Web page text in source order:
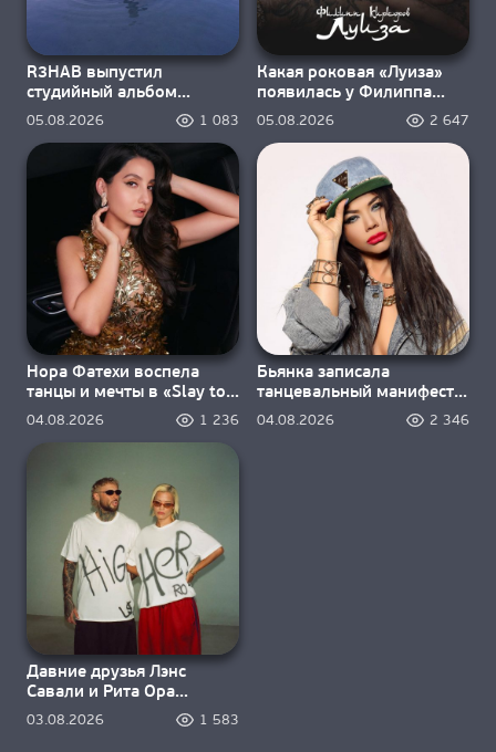
R3HAB выпустил
студийный альбом
«Dream inside a dream»
05.08.2026 1 083
Какая роковая «Луиза»
появилась у Филиппа
Киркорова?
05.08.2026 2 647
Нора Фатехи воспела
танцы и мечты в «Slay to
the Rhythm»
04.08.2026 1 236
Бьянка записала
танцевальный манифест
«Я — машина, я — насос»
04.08.2026 2 346
Давние друзья Лэнс
Савали и Рита Ора
зажигают под «Higher»
03.08.2026 1 583